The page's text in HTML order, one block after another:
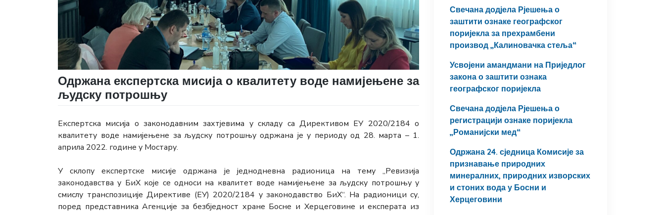
Одржана експертска мисија о квалитету воде намијењене за
људску потрошњу
Експертска мисија о законодавним захтјевима у складу са Директивом ЕУ 2020/2184 о
квалитету воде намијењене за људску потрошњу одржана је у периоду од 28. марта – 1.
априла 2022. године у Мостару.
У склопу експертске мисије одржана је једнодневна радионица на тему „Ревизија
законодавства у БиХ које се односи на квалитет воде намијењене за људску потрошњу у
смислу транспозиције Директиве (ЕУ) 2020/2184 у законодавство БиХ“. На радионици су,
поред представника Агенције за безбједност хране Босне и Херцеговине и експерата из
Свечана додјела Рјешења о
заштити ознаке географског
поријекла за прехрамбени
производ „Калиновачка стеља“
Усвојени амандмани на Приједлог
закона о заштити ознака
географског поријекла
Свечана додјела Рјешења о
регистрацији ознаке поријекла
„Романијски мед“
Одржана 24. сједница Комисије за
признавање природних
минералних, природних изворских
и стоних вода у Босни и
Херцеговини